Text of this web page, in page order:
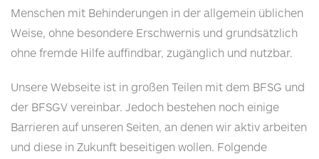
Menschen mit Behinderungen in der allgemein üblichen
Weise, ohne besondere Erschwernis und grundsätzlich
ohne fremde Hilfe auffindbar, zugänglich und nutzbar.
Unsere Webseite ist in großen Teilen mit dem BFSG und
der BFSGV vereinbar. Jedoch bestehen noch einige
Barrieren auf unseren Seiten, an denen wir aktiv arbeiten
und diese in Zukunft beseitigen wollen. Folgende